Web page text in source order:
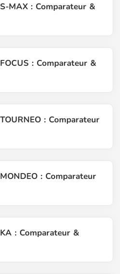
MAX : Comparateur &
: Comparateur &
: Comparateur
: Comparateur
: Comparateur &